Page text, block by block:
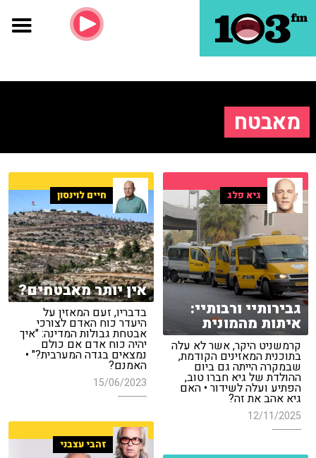
מאבטח
גיא פלג
גבירותיי ורבותיי:
איתות מהמונית
קרמשניט היקר, אשר לא עלה
בתוכנית המאזינים הקודמת,
שבמקרה הייתה גם ביום
ההולדת של גיא חברו טוב,
הפתיע ועלה לשידור • האם
גיא אהב את זה?
12/11/2025
חיים לוינסון
אין יותר מאבטחים?
בדבריו, זעם המאזין על
היעדר כוח האדם לצורכי
אבטחת גבולות המדינה: "איך
יהיה כוח אדם אם כולם
נמצאים בגדה המערבית?" •
האמנם?
15/06/2023
זהבי עצבני